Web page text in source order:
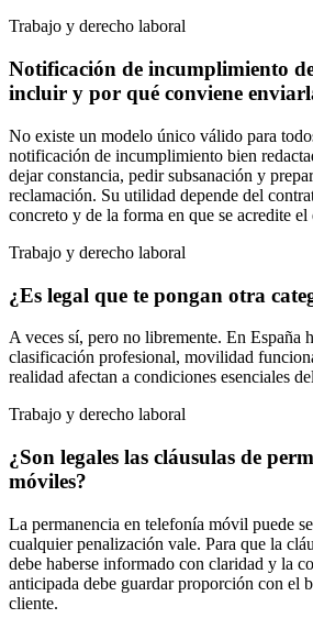
Trabajo y derecho laboral
Notificación de incumplimiento
incluir y por qué conviene
No existe un modelo único válido para
notificación de incumplimiento bien
dejar constancia, pedir subsanación y
reclamación. Su utilidad depende del
concreto y de la forma en que se acredite el
Trabajo y derecho laboral
¿Es legal que te pongan otra
A veces sí, pero no libremente. En España
clasificación profesional, movilidad
realidad afectan a condiciones esenciales
Trabajo y derecho laboral
¿Son legales las cláusulas de
móviles?
La permanencia en telefonía móvil puede
cualquier penalización vale. Para que la
debe haberse informado con claridad y la
anticipada debe guardar proporción con el
cliente.